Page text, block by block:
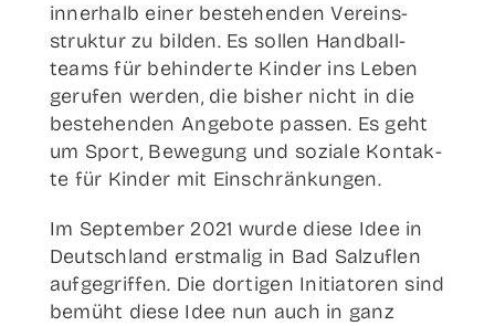
inner­halb einer bestehen­den Ver­eins­
struk­tur zu bil­den. Es sol­len Hand­ball­
teams für behin­der­te Kin­der ins Leben
geru­fen wer­den, die bis­her nicht in die
bestehen­den Ange­bo­te pas­sen. Es geht
um Sport, Bewe­gung und sozia­le Kon­tak­
te für Kin­der mit Einschränkungen.
Im Sep­tem­ber 2021 wur­de die­se Idee in
Deutsch­land erst­ma­lig in Bad Sal­zu­flen
auf­ge­grif­fen. Die dor­ti­gen Initia­to­ren sind
bemüht die­se Idee nun auch in ganz